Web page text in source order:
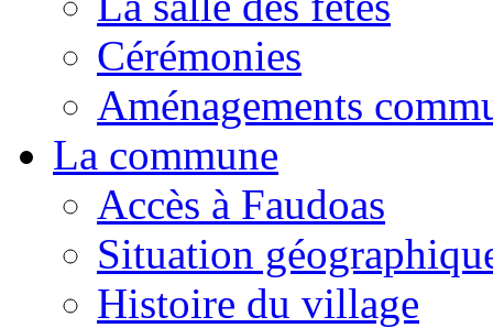
Cérémonies
Aménagements
La commune
Accès à Faudoas
Situation
Histoire du village